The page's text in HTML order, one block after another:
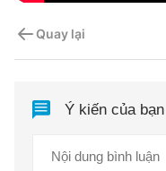
Quay lại
Ý kiến của bạn